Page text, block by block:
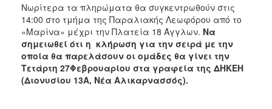
Νωρίτερα τα πληρώματα θα συγκεντρωθούν στις
14:00 στο τμήμα της Παραλιακής Λεωφόρου από το
«Μαρίνα» μέχρι την Πλατεία 18 Άγγλων. Να
σημειωθεί ότι η κλήρωση για την σειρά με την
οποία θα παρελάσουν οι ομάδες θα γίνει την
Τετάρτη 27Φεβρουαρίου στα γραφεία της ΔΗΚΕΗ
(Διονυσίου 13Α, Νέα Αλικαρνασσός).